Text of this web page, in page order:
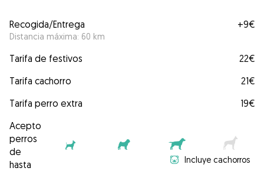
Recogida/Entrega
Distancia máxima: 60 km
+9€
Tarifa de festivos
22€
Tarifa cachorro
21€
Tarifa perro extra
19€
Acepto
perros
de
hasta
Incluye cachorros